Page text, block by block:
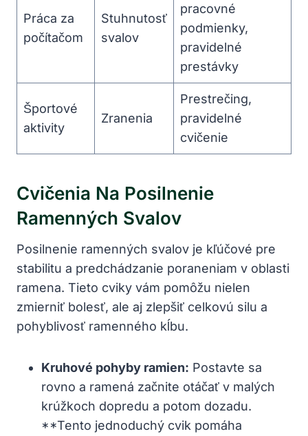
Práca za
počítačom
Stuhnutosť
svalov
pracovné
podmienky,
pravidelné
prestávky
Športové
aktivity
Zranenia
Prestrečing,
pravidelné
cvičenie
Cvičenia Na Posilnenie
Ramenných Svalov
Posilnenie ramenných svalov je kľúčové pre
stabilitu a predchádzanie poraneniam v oblasti
ramena. Tieto cviky vám pomôžu nielen
zmierniť bolesť, ale aj zlepšiť celkovú silu a
pohyblivosť ramenného kĺbu.
Kruhové pohyby ramien: Postavte sa
rovno a ramená začnite otáčať v malých
krúžkoch dopredu a potom dozadu.
**Tento jednoduchý cvik pomáha